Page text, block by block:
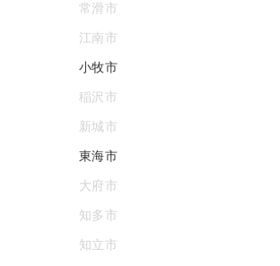
常滑市
江南市
小牧市
稲沢市
新城市
東海市
大府市
知多市
知立市